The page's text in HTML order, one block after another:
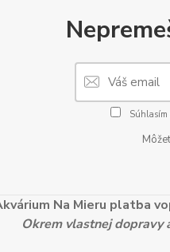
Súhlasím
Na Mieru platba
Okrem vlastnej dopravy